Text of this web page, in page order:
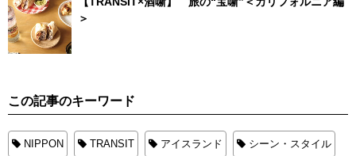
＞
この記事のキーワード
NIPPON TRANSIT アイスランド シーン・スタイル